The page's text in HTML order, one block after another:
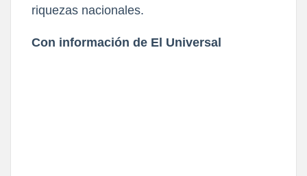
riquezas nacionales.
Con información de El Universal